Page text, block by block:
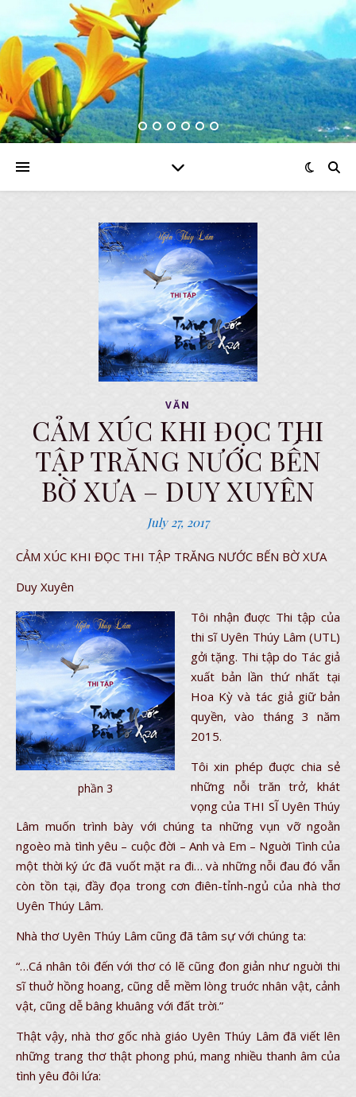
VĂN
CẢM XÚC KHI ĐỌC THI
TẬP TRĂNG NƯỚC BẾN
BỜ XƯA – DUY XUYÊN
July 27, 2017
CẢM XÚC KHI ĐỌC THI TẬP TRĂNG NƯỚC BẾN BỜ XƯA
Duy Xuyên
phần 3
Tôi nhận đuợc Thi tập của
thi sĩ Uyên Thúy Lâm (UTL)
gởi tặng. Thi tập do Tác giả
xuất bản lần thứ nhất tại
Hoa Kỳ và tác giả giữ bản
quyền, vào tháng 3 năm
2015.
Tôi xin phép đuợc chia sẻ
những nỗi trăn trở, khát
vọng của THI SĨ Uyên Thúy
Lâm muốn trình bày với chúng ta những vụn vỡ ngoằn
ngoèo mà tình yêu – cuộc đời – Anh và Em – Nguời Tình của
một thời ký ức đã vuốt mặt ra đi… và những nỗi đau đó vẫn
còn tồn tại, đầy đọa trong cơn điên-tỉnh-ngủ của nhà thơ
Uyên Thúy Lâm.
Nhà thơ Uyên Thúy Lâm cũng đã tâm sự với chúng ta:
“…Cá nhân tôi đến với thơ có lẽ cũng đon giản như nguời thi
sĩ thuở hồng hoang, cũng dễ mềm lòng truớc nhân vật, cảnh
vật, cũng dễ bâng khuâng với đất trời.”
Thật vậy, nhà thơ gốc nhà giáo Uyên Thúy Lâm đã viết lên
những trang thơ thật phong phú, mang nhiều thanh âm của
tình yêu đôi lứa: